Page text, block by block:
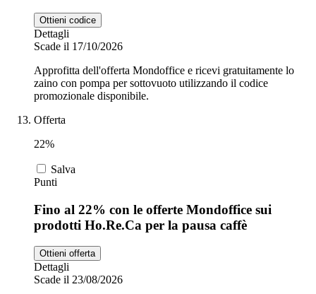
Ottieni codice
Dettagli
Scade il 17/10/2026
Approfitta dell'offerta Mondoffice e ricevi gratuitamente lo
zaino con pompa per sottovuoto utilizzando il codice
promozionale disponibile.
Offerta
22%
Salva
Punti
Fino al 22% con le offerte Mondoffice sui
prodotti Ho.Re.Ca per la pausa caffè
Ottieni offerta
Dettagli
Scade il 23/08/2026